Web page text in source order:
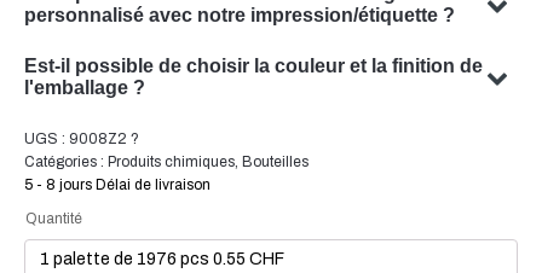
personnalisé avec notre impression/étiquette ?
avec votre sujet. Notre équipe est spécialisée dans la
répondent à vos besoins spécifiques.
Est-il possible de choisir la couleur et la finition de
l'emballage ?
finition de votre emballage. Notre équipe se fera un
plaisir de vous conseiller pour trouver la couleur et la
finition optimales pour votre emballage de produit.
UGS : 9008Z2 ?
Catégories : Produits chimiques, Bouteilles
5 - 8 jours Délai de livraison
Quantité